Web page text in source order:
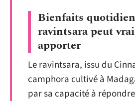
Bienfaits
ravintsara peut
apporter
Le ravintsara, issu du
camphora cultivé à
par sa capacité à